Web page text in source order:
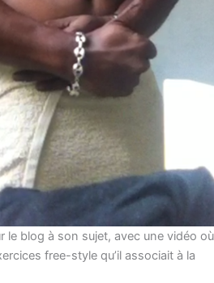
le blog à son sujet, avec une vidéo où
free-style qu’il associait à la